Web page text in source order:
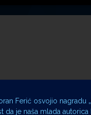
Ferić osvojio nagradu
da je naša mlada autorica